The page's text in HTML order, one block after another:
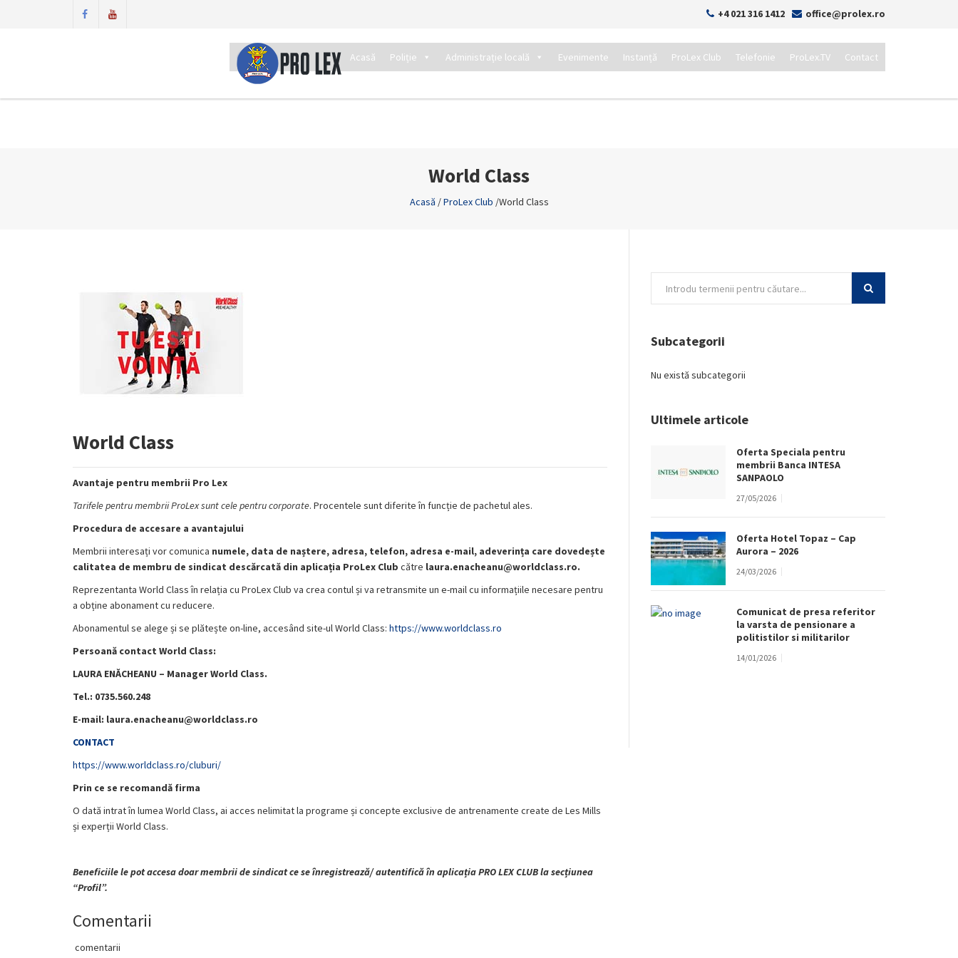
+4 021 316 1412 office@prolex.ro
Acasă Poliție Administrație locală Evenimente Instanță ProLex Club Telefonie ProLex.TV Contact
World Class
Acasă /ProLex Club /World Class
World Class
Avantaje pentru membrii Pro Lex
Tarifele pentru membrii ProLex sunt celepentru corporate. Procentele sunt diferite în funcție de pachetul ales.
Procedura de accesare a avantajului
Membrii interesați vor comunica numele, data de naștere, adresa, telefon, adresa e-mail, adeverința care dovedește
calitatea de membru de sindicat descărcată din aplicația ProLex Club către laura.enacheanu@worldclass.ro.
Reprezentanta World Class în relația cu ProLex Club va crea contul și va retransmite un e-mail cu informațiile necesare pentru
a obține abonament cu reducere.
Abonamentul se alege și se plătește on-line, accesând site-ul World Class: https://www.worldclass.ro
Persoană contact World Class:
LAURA ENĂCHEANU – Manager World Class.
Tel.: 0735.560.248
E-mail: laura.enacheanu@worldclass.ro
CONTACT
https://www.worldclass.ro/cluburi/
Prin ce se recomandă firma
O dată intrat în lumea World Class, ai acces nelimitat la programe și concepte exclusive de antrenamente create de Les Mills
și experții World Class.
Beneficiile le pot accesa doar membrii de sindicat ce se înregistrează/ autentifică în aplicația PRO LEX CLUB la secțiunea
“Profil”.
Comentarii
comentarii
Subcategorii
Nu există subcategorii
Ultimele articole
Oferta Speciala pentru
membrii Banca INTESA
SANPAOLO
27/05/2026
Oferta Hotel Topaz – Cap
Aurora – 2026
24/03/2026
Comunicat de presa referitor
la varsta de pensionare a
politistilor si militarilor
14/01/2026